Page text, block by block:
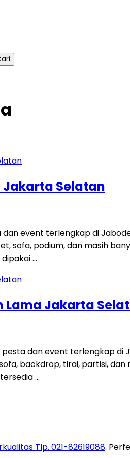
Jakarta Selatan
event terlengkap di
sofa, podium, dan masih
…
Lama Jakarta
dan event terlengkap
backdrop, tirai, partisi,
…
Tlp. 021-82619088.